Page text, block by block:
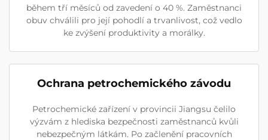
během tří měsíců od zavedení o 40 %. Zaměstnanci
obuv chválili pro její pohodlí a trvanlivost, což vedlo
ke zvýšení produktivity a morálky.
Ochrana petrochemického závodu
Petrochemické zařízení v provincii Jiangsu čelilo
výzvám z hlediska bezpečnosti zaměstnanců kvůli
nebezpečným látkám. Po začlenění pracovních